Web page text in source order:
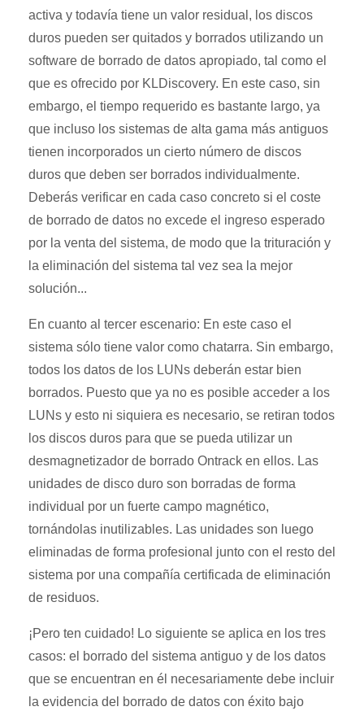
activa y todavía tiene un valor residual, los discos
duros pueden ser quitados y borrados utilizando un
software de borrado de datos apropiado, tal como el
que es ofrecido por KLDiscovery. En este caso, sin
embargo, el tiempo requerido es bastante largo, ya
que incluso los sistemas de alta gama más antiguos
tienen incorporados un cierto número de discos
duros que deben ser borrados individualmente.
Deberás verificar en cada caso concreto si el coste
de borrado de datos no excede el ingreso esperado
por la venta del sistema, de modo que la trituración y
la eliminación del sistema tal vez sea la mejor
solución...
En cuanto al tercer escenario: En este caso el
sistema sólo tiene valor como chatarra. Sin embargo,
todos los datos de los LUNs deberán estar bien
borrados. Puesto que ya no es posible acceder a los
LUNs y esto ni siquiera es necesario, se retiran todos
los discos duros para que se pueda utilizar un
desmagnetizador de borrado Ontrack en ellos. Las
unidades de disco duro son borradas de forma
individual por un fuerte campo magnético,
tornándolas inutilizables. Las unidades son luego
eliminadas de forma profesional junto con el resto del
sistema por una compañía certificada de eliminación
de residuos.
¡Pero ten cuidado! Lo siguiente se aplica en los tres
casos: el borrado del sistema antiguo y de los datos
que se encuentran en él necesariamente debe incluir
la evidencia del borrado de datos con éxito bajo